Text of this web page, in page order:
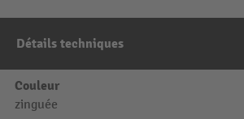
Détails techniques
Couleur
zinguée